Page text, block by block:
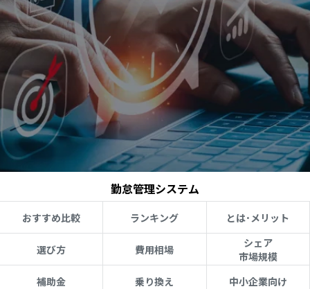
勤怠管理システム
おすすめ比較 ランキング とは･メリット
選び方 費用相場
シェア
市場規模
補助金
乗り換え 中小企業向け